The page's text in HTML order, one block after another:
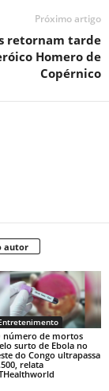
Próximo artigo
retornam tarde
Homero de
Copérnico
autor
número de mortos
surto de Ebola no
do Congo ultrapassa
relata